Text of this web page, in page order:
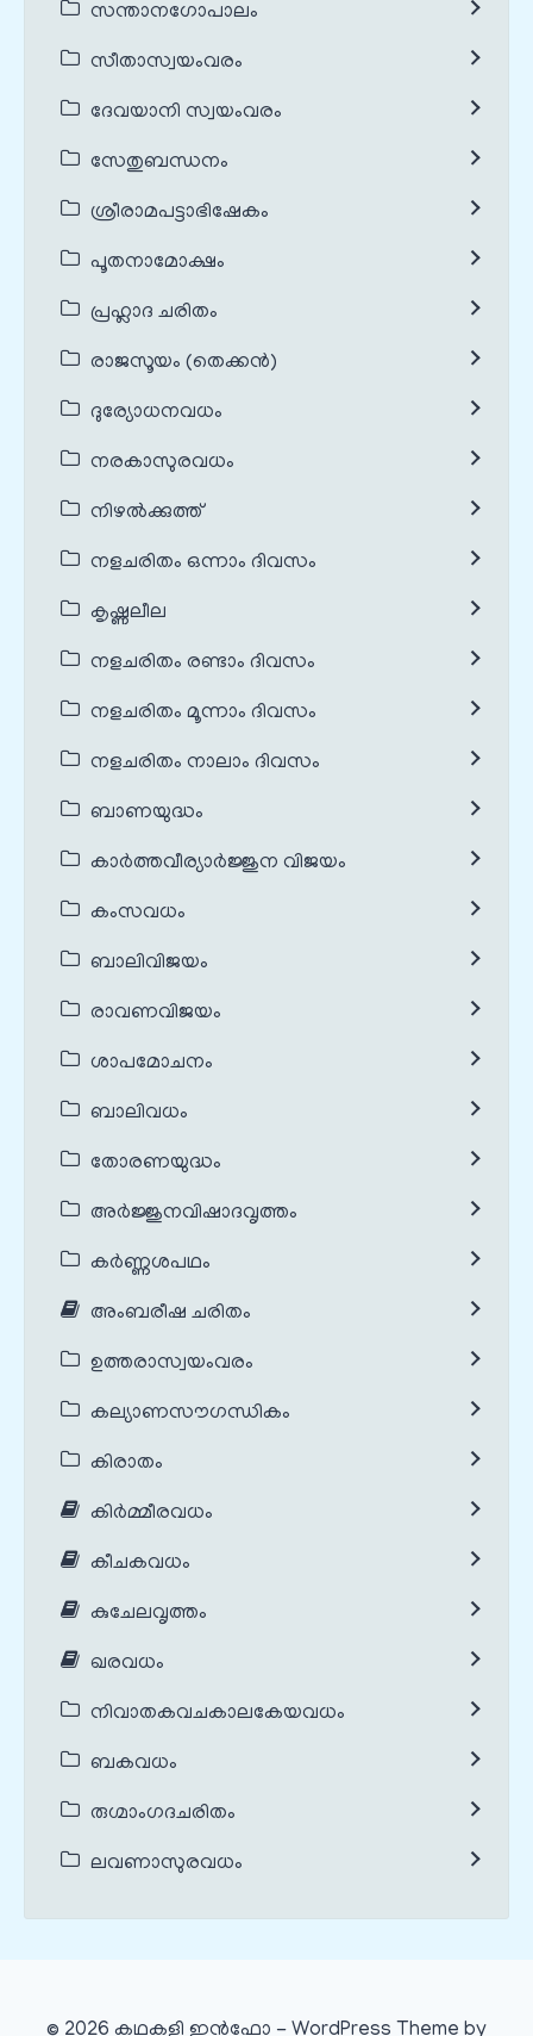
സന്താനഗോപാലം
സീതാസ്വയംവരം
ദേവയാനി സ്വയംവരം
സേതുബന്ധനം
ശ്രീരാമപട്ടാഭിഷേകം
പൂതനാമോക്ഷം
പ്രഹ്ലാദ ചരിതം
രാജസൂയം (തെക്കൻ)
ദുര്യോധനവധം
നരകാസുരവധം
നിഴൽക്കുത്ത്
നളചരിതം ഒന്നാം ദിവസം
കൃഷ്ണലീല
നളചരിതം രണ്ടാം ദിവസം
നളചരിതം മൂന്നാം ദിവസം
നളചരിതം നാലാം ദിവസം
ബാണയുദ്ധം
കാർത്തവീര്യാർജ്ജുന വിജയം
കംസവധം
ബാലിവിജയം
രാവണവിജയം
ശാപമോചനം
ബാലിവധം
തോരണയുദ്ധം
അർജ്ജുനവിഷാദവൃത്തം
കർണ്ണശപഥം
അംബരീഷ ചരിതം
ഉത്തരാസ്വയംവരം
കല്യാണസൗഗന്ധികം
കിരാതം
കിർമ്മീരവധം
കീചകവധം
കുചേലവൃത്തം
ഖരവധം
നിവാതകവചകാലകേയവധം
ബകവധം
രുഗ്മാംഗദചരിതം
ലവണാസുരവധം
© 2026 കഥകളി ഇൻഫോ - WordPress Theme by